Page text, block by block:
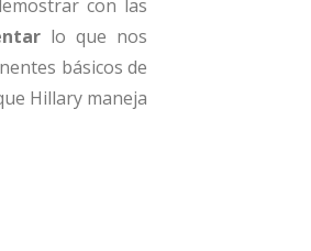
con las
lo que nos
básicos de
Hillary maneja